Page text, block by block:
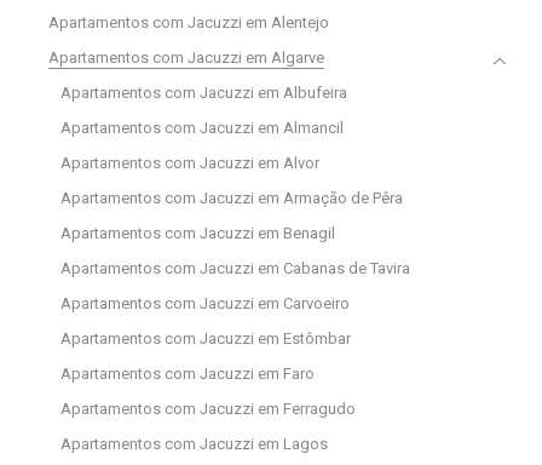
Apartamentos com Jacuzzi em Alentejo
Apartamentos com Jacuzzi em Algarve
Apartamentos com Jacuzzi em Albufeira
Apartamentos com Jacuzzi em Almancil
Apartamentos com Jacuzzi em Alvor
Apartamentos com Jacuzzi em Armação de Pêra
Apartamentos com Jacuzzi em Benagil
Apartamentos com Jacuzzi em Cabanas de Tavira
Apartamentos com Jacuzzi em Carvoeiro
Apartamentos com Jacuzzi em Estômbar
Apartamentos com Jacuzzi em Faro
Apartamentos com Jacuzzi em Ferragudo
Apartamentos com Jacuzzi em Lagos